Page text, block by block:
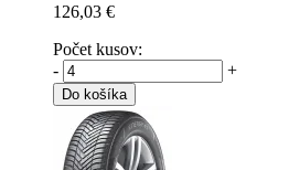
126,03 €
Počet kusov:
-
+
Do košíka